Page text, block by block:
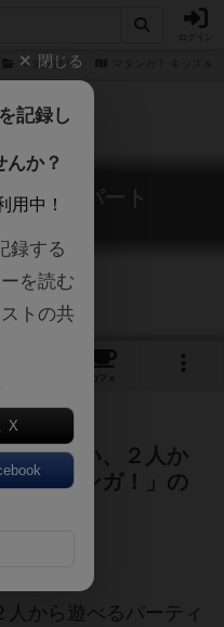
マタンガ！
エキスパート
Expert
カフェ
が楽しい、２人か
「マタンガ！」の
（東京）
から遊べるパーティ
閉じる
記録し
んか？
用中！
録する
を読む
トの共
X